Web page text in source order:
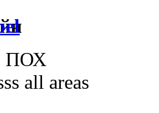
ПОХ
all areas